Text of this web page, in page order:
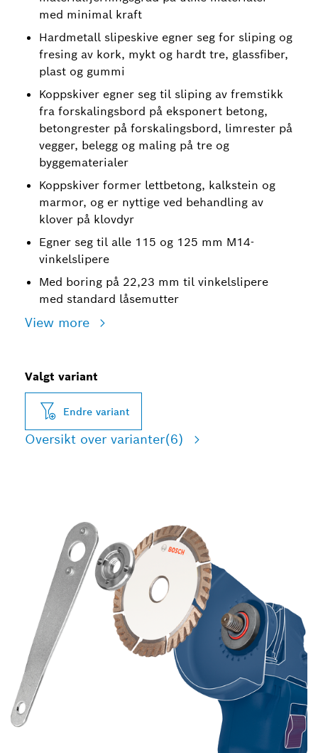
med minimal kraft
Hardmetall slipeskive egner seg for sliping og
fresing av kork, mykt og hardt tre, glassfiber,
plast og gummi
Koppskiver egner seg til sliping av fremstikk
fra forskalingsbord på eksponert betong,
betongrester på forskalingsbord, limrester på
vegger, belegg og maling på tre og
byggematerialer
Koppskiver former lettbetong, kalkstein og
marmor, og er nyttige ved behandling av
klover på klovdyr
Egner seg til alle 115 og 125 mm M14-
vinkelslipere
Med boring på 22,23 mm til vinkelslipere
med standard låsemutter
View more
Valgt variant
Endre variant
Oversikt over varianter(6)